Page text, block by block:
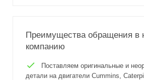
Преимущества обращения в
компанию
Поставляем оригинальные и
детали на двигатели Cummins,